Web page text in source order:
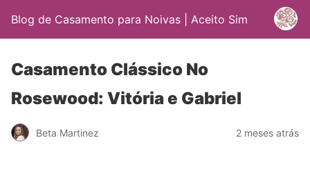
Blog de Casamento para Noivas | Aceito Sim
Casamento Clássico No
Rosewood: Vitória e Gabriel
Beta Martinez 2 meses atrás